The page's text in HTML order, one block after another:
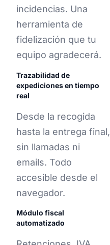
incidencias. Una
herramienta de
fidelización que tu
equipo agradecerá.
Trazabilidad de
expediciones en tiempo
real
Desde la recogida
hasta la entrega final,
sin llamadas ni
emails. Todo
accesible desde el
navegador.
Módulo fiscal
automatizado